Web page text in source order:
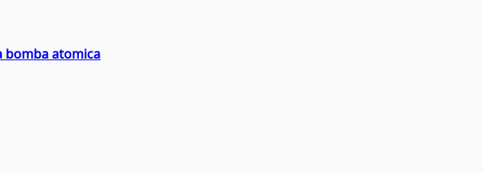
bomba atomica